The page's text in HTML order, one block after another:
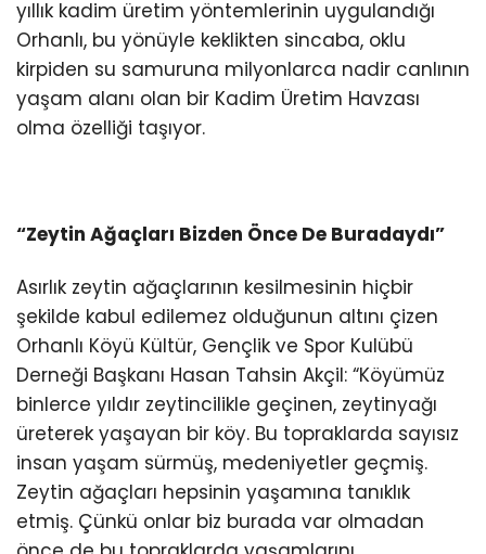
yıllık kadim üretim yöntemlerinin uygulandığı
Orhanlı, bu yönüyle keklikten sincaba, oklu
kirpiden su samuruna milyonlarca nadir canlının
yaşam alanı olan bir Kadim Üretim Havzası
olma özelliği taşıyor.
“Zeytin Ağaçları Bizden Önce De Buradaydı”
Asırlık zeytin ağaçlarının kesilmesinin hiçbir
şekilde kabul edilemez olduğunun altını çizen
Orhanlı Köyü Kültür, Gençlik ve Spor Kulübü
Derneği Başkanı Hasan Tahsin Akçil: “Köyümüz
binlerce yıldır zeytincilikle geçinen, zeytinyağı
üreterek yaşayan bir köy. Bu topraklarda sayısız
insan yaşam sürmüş, medeniyetler geçmiş.
Zeytin ağaçları hepsinin yaşamına tanıklık
etmiş. Çünkü onlar biz burada var olmadan